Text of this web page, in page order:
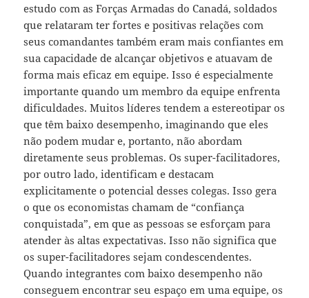
estudo com as Forças Armadas do Canadá, soldados
que relataram ter fortes e positivas relações com
seus comandantes também eram mais confiantes em
sua capacidade de alcançar objetivos e atuavam de
forma mais eficaz em equipe. Isso é especialmente
importante quando um membro da equipe enfrenta
dificuldades. Muitos líderes tendem a estereotipar os
que têm baixo desempenho, imaginando que eles
não podem mudar e, portanto, não abordam
diretamente seus problemas. Os super-facilitadores,
por outro lado, identificam e destacam
explicitamente o potencial desses colegas. Isso gera
o que os economistas chamam de “confiança
conquistada”, em que as pessoas se esforçam para
atender às altas expectativas. Isso não significa que
os super-facilitadores sejam condescendentes.
Quando integrantes com baixo desempenho não
conseguem encontrar seu espaço em uma equipe, os